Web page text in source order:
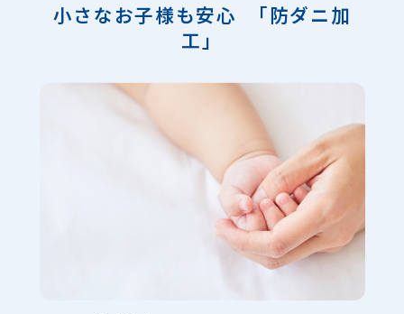
小さなお子様も安心 「防ダニ加
工」